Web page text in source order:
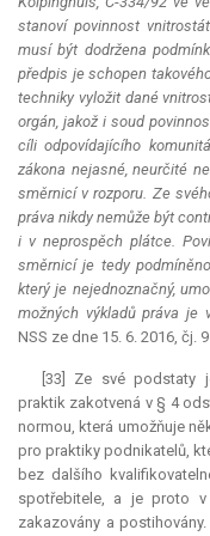
stanoví povinnost
musí být dodržena
předpis je schopen
techniky vyložit dané
orgán, jakož i soud
cíli odpovídajícího
zákona nejasné, neurčité
směrnicí v rozporu. Ze
práva nikdy nemůže být
i v neprospěch plátce.
směrnicí je tedy
který je nejednoznačný,
možných výkladů práva je
NSS ze dne 15. 6. 2016, čj.
[33] Ze své podstaty
praktik zakotvená v § 4
normou, která umožňuje
pro praktiky podnikatelů,
bez dalšího
spotřebitele, a je proto
zakazovány a